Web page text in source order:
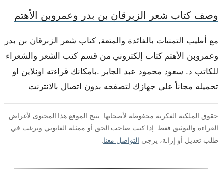
وصف كتاب شعر الزبرقان بن بدر وعمروبن الأهتم
مع أطيب التمنيات بالفائدة والمتعة, كتاب شعر الزبرقان بن بدر
وعمروبن الأهتم كتاب إلكتروني من قسم كتب الشعر والشعراء
للكاتب د. سعود محمود عبد الجابر .بامكانك قراءته اونلاين او
تحميله مجاناً على جهازك لتصفحه بدون اتصال بالانترنت
حقوق الملكية الفكرية محفوظة لأصحابها. يتيح الموقع هذا المحتوى لأغراض
القراءة والتوثيق فقط. إذا كنت صاحب الحق أو ممثله القانوني وترغب في
طلب تعديل أو إزالة، يرجى التواصل معنا